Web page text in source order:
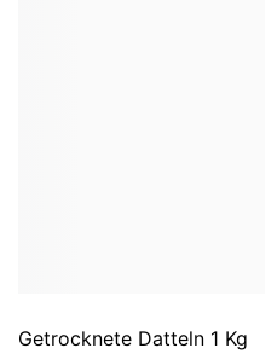
Getrocknete Datteln 1 Kg